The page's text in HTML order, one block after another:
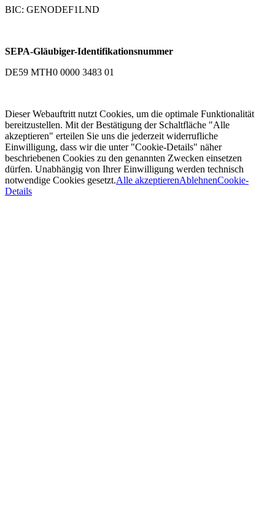
BIC: GENODEF1LND
SEPA-Gläubiger-Identifikationsnummer
DE59 MTH0 0000 3483 01
Dieser Webauftritt nutzt Cookies, um die optimale Funktionalität
bereitzustellen. Mit der Bestätigung der Schaltfläche "Alle
akzeptieren" erteilen Sie uns die jederzeit widerrufliche
Einwilligung, dass wir die unter "Cookie-Details" näher
beschriebenen Cookies zu den genannten Zwecken einsetzen
dürfen. Unabhängig von Ihrer Einwilligung werden technisch
notwendige Cookies gesetzt.Alle akzeptierenAblehnenCookie-
Details